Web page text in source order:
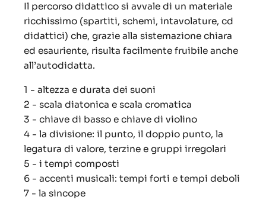
Il percorso didattico si avvale di un materiale
ricchissimo (spartiti, schemi, intavolature, cd
didattici) che, grazie alla sistemazione chiara
ed esauriente, risulta facilmente fruibile anche
all’autodidatta.
1 - altezza e durata dei suoni
2 - scala diatonica e scala cromatica
3 - chiave di basso e chiave di violino
4 - la divisione: il punto, il doppio punto, la
legatura di valore, terzine e gruppi irregolari
5 - i tempi composti
6 - accenti musicali: tempi forti e tempi deboli
7 - la sincope